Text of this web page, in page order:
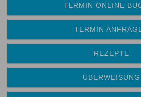
TERMIN ONLINE
TERMIN
REZEPTE
ÜBERWEISUNG